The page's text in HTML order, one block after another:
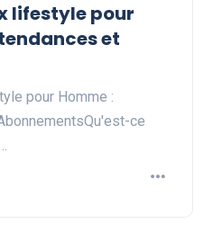
lifestyle pour
et
pour Homme :
ce